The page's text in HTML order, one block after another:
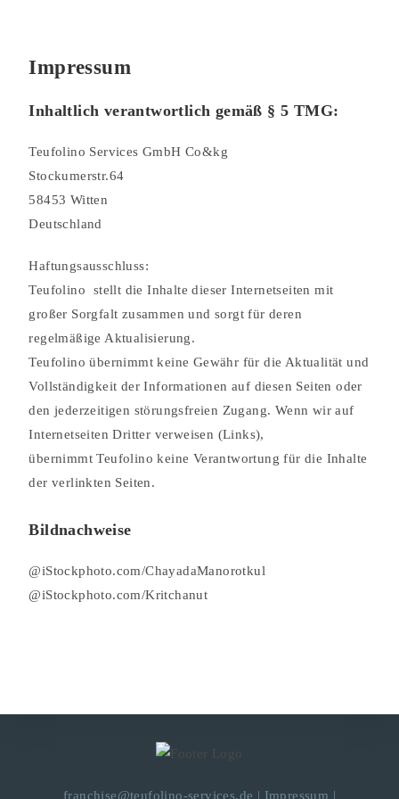
Impressum
Inhaltlich verantwortlich gemäß § 5 TMG:
Teufolino Services GmbH Co&kg
Stockumerstr.64
58453 Witten
Deutschland
Haftungsausschluss:
Teufolino stellt die Inhalte dieser Internetseiten mit
großer Sorgfalt zusammen und sorgt für deren
regelmäßige Aktualisierung.
Teufolino übernimmt keine Gewähr für die Aktualität und
Vollständigkeit der Informationen auf diesen Seiten oder
den jederzeitigen störungsfreien Zugang. Wenn wir auf
Internetseiten Dritter verweisen (Links),
übernimmt Teufolino keine Verantwortung für die Inhalte
der verlinkten Seiten.
Bildnachweise
@iStockphoto.com/ChayadaManorotkul
@iStockphoto.com/Kritchanut
franchise@teufolino-services.de | Impressum |